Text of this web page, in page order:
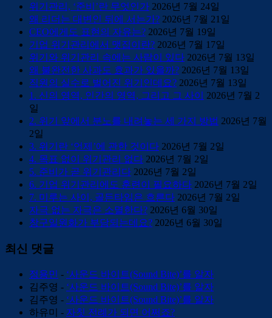
위기관리, ‘준비’란 무엇인가 2026년 7월 24일
왜 리더는 대변인 뒤에 서는가? 2026년 7월 21일
CEO에게도 표현의 자유는? 2026년 7월 19일
기업 위기관리에서 맷집이란? 2026년 7월 17일
위기와 위기관리 속에는 사람이 있다 2026년 7월 13일
왜 불완전한 사과도 효과가 있을까? 2026년 7월 13일
직원의 실수로 벌어진 위기인데요? 2026년 7월 13일
1. 신의 영역, 인간의 영역, 그리고 그 사이
2026년 7월 2
일
2. 위기 앞에서 분노를 내려놓는 세 가지 방법 2026년 7월
2일
3. 위기란 ‘언제’에 관한 것이다 2026년 7월 2일
4. 목표 없이 위기관리 없다 2026년 7월 2일
5. 준비가 곧 위기관리다 2026년 7월 2일
6. 기업 위기관리에도 훈련이 필요하다 2026년 7월 2일
7. 미루는 사이, 골든타임은 흐른다 2026년 7월 2일
자극 없는 자극은 소멸한다? 2026년 6월 30일
창구일원화가 부담되는데요? 2026년 6월 30일
최신 댓글
정용민 - ‘사운드 바이트(Sound Bite)’를 알자
김주영 - ‘사운드 바이트(Sound Bite)’를 알자
김주영 - ‘사운드 바이트(Sound Bite)’를 알자
하유미
- 자칫 전례가 되면 어쩌죠?